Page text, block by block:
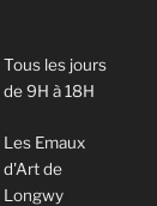
Tous les jours
de 9H à 18H
Les Emaux
d'Art de
Longwy